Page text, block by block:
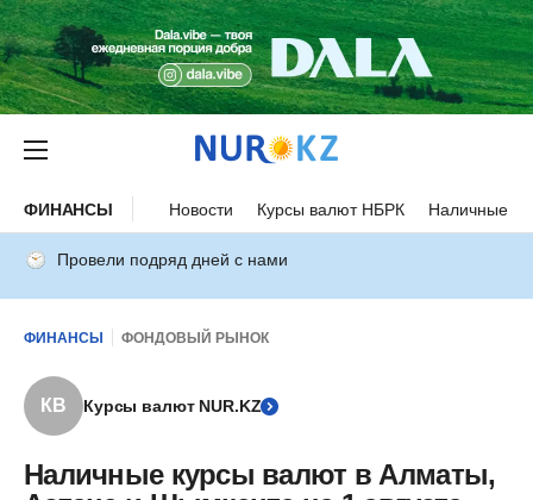
ФИНАНСЫ Новости Курсы валют НБРК Наличные
Провели подряд дней с нами
ФИНАНСЫ ФОНДОВЫЙ РЫНОК
КВ Курсы валют NUR.KZ
Наличные курсы валют в Алматы,